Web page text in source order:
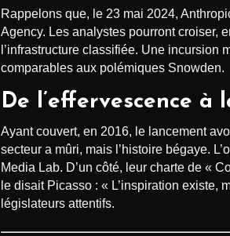
Rappelons que, le 23 mai 2024,
Agency. Les analystes pourront croiser,
l’infrastructure classifiée. Une incursion
comparables aux polémiques Snowden.
De l’effervescence
Ayant couvert, en 2016, le lancement
secteur a mûri, mais l’histoire bégaye.
Media Lab. D’un côté, leur charte de «
le disait Picasso : « L’inspiration existe,
législateurs attentifs.